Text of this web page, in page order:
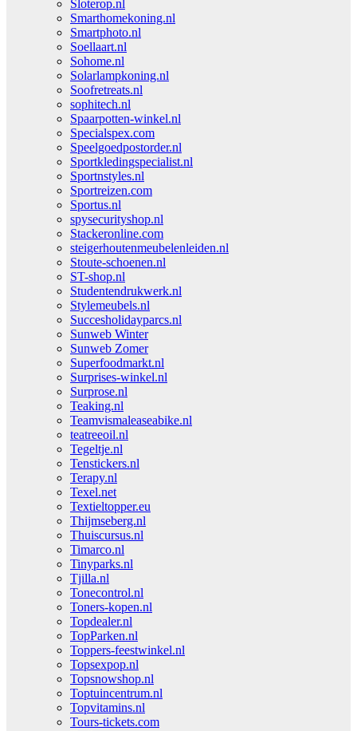
Sloterop.nl
Smarthomekoning.nl
Smartphoto.nl
Soellaart.nl
Sohome.nl
Solarlampkoning.nl
Soofretreats.nl
sophitech.nl
Spaarpotten-winkel.nl
Specialspex.com
Speelgoedpostorder.nl
Sportkledingspecialist.nl
Sportnstyles.nl
Sportreizen.com
Sportus.nl
spysecurityshop.nl
Stackeronline.com
steigerhoutenmeubelenleiden.nl
Stoute-schoenen.nl
ST-shop.nl
Studentendrukwerk.nl
Stylemeubels.nl
Succesholidayparcs.nl
Sunweb Winter
Sunweb Zomer
Superfoodmarkt.nl
Surprises-winkel.nl
Surprose.nl
Teaking.nl
Teamvismaleaseabike.nl
teatreeoil.nl
Tegeltje.nl
Tenstickers.nl
Terapy.nl
Texel.net
Textieltopper.eu
Thijmseberg.nl
Thuiscursus.nl
Timarco.nl
Tinyparks.nl
Tjilla.nl
Tonecontrol.nl
Toners-kopen.nl
Topdealer.nl
TopParken.nl
Toppers-feestwinkel.nl
Topsexpop.nl
Topsnowshop.nl
Toptuincentrum.nl
Topvitamins.nl
Tours-tickets.com